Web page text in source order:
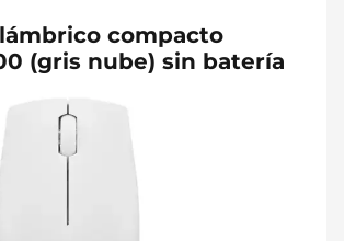
compacto
(gris nube) sin batería